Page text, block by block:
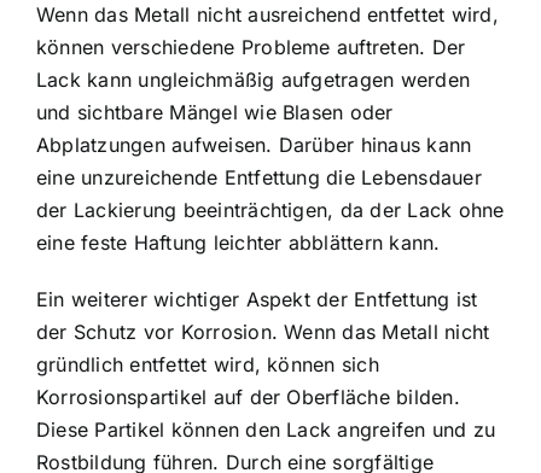
Wenn das Metall nicht ausreichend entfettet wird,
können verschiedene Probleme auftreten. Der
Lack kann ungleichmäßig aufgetragen werden
und sichtbare Mängel wie Blasen oder
Abplatzungen aufweisen. Darüber hinaus kann
eine unzureichende Entfettung die Lebensdauer
der Lackierung beeinträchtigen, da der Lack ohne
eine feste Haftung leichter abblättern kann.
Ein weiterer wichtiger Aspekt der Entfettung ist
der Schutz vor Korrosion. Wenn das Metall nicht
gründlich entfettet wird, können sich
Korrosionspartikel auf der Oberfläche bilden.
Diese Partikel können den Lack angreifen und zu
Rostbildung führen. Durch eine sorgfältige